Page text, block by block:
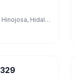
Juarez 104, Casas Nova, Cuautepec de Hinojosa, Hidalgo